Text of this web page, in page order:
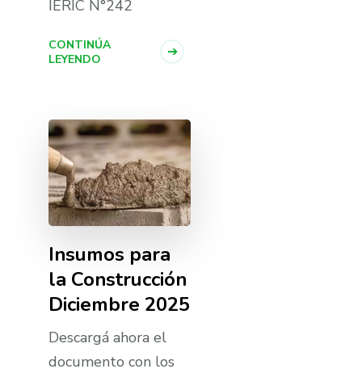
IERIC N°242
CONTINÚA
LEYENDO
Insumos para
la Construcción
Diciembre 2025
Descargá ahora el
documento con los